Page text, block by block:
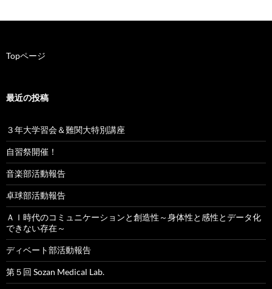
ゲ
シ
ン
Topページ
最近の投稿
３年大学習会＆難関大特別講座
自習祭開催！
音楽部活動報告
卓球部活動報告
ＡＩ時代のコミュニケーションと創造性～身体性と感性とデータ化
できない存在～
ディベート部活動報告
第５回 Sozan Medical Lab.